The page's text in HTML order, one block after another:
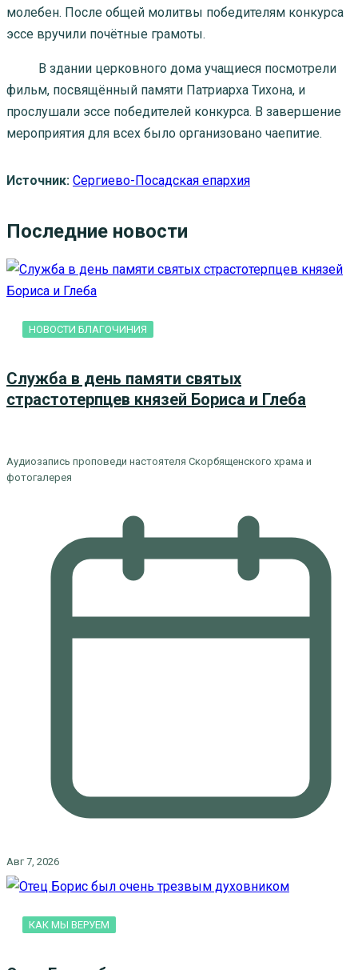
молебен. После общей молитвы победителям конкурса
эссе вручили почётные грамоты.
В здании церковного дома учащиеся посмотрели
фильм, посвящённый памяти Патриарха Тихона, и
прослушали эссе победителей конкурса. В завершение
мероприятия для всех было организовано чаепитие.
Источник: Сергиево-Посадская епархия
Последние новости
НОВОСТИ БЛАГОЧИНИЯ
Служба в день памяти святых
страстотерпцев князей Бориса и Глеба
Аудиозапись проповеди настоятеля Скорбященского храма и
фотогалерея
Авг 7, 2026
КАК МЫ ВЕРУЕМ